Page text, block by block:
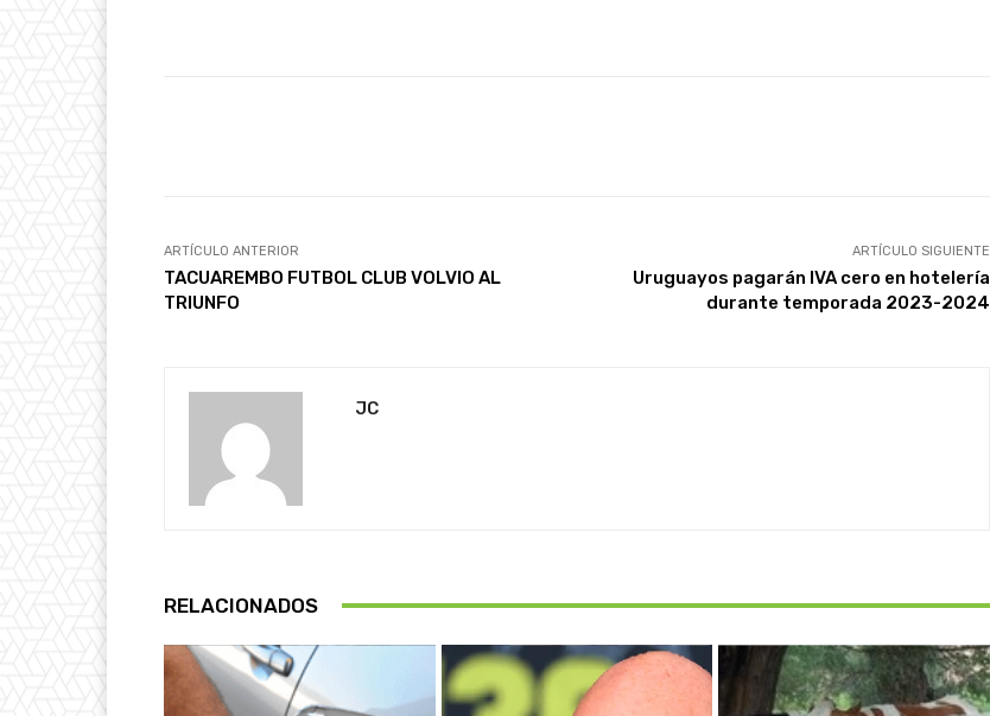
ARTÍCULO ANTERIOR
TACUAREMBO FUTBOL CLUB VOLVIO AL
TRIUNFO
ARTÍCULO SIGUIENTE
Uruguayos pagarán IVA cero en hotelería
durante temporada 2023-2024
JC
RELACIONADOS